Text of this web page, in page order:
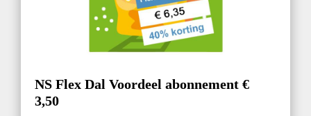
NS Flex Dal Voordeel abonnement €
3,50